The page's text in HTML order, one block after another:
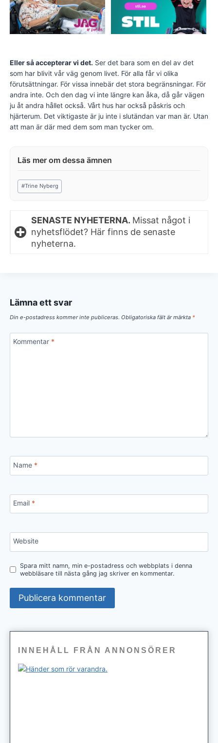
Eller så accepterar vi det. Ser det bara som en del av det
som har blivit vår väg genom livet. För alla får vi olika
förutsättningar. För vissa innebär det stora begränsningar. För
andra inte. Och den dag vi inte längre kan åka, då går vägen
ju åt andra hållet också. Vårt hus har också påskris och
hjärterum. Det viktigaste är ju inte i slutändan var man är. Utan
att man är där med dem som man tycker om.
Post
Tags:
#Trine Nyberg
SENASTE NYHETERNA. Missat något i
nyhetsflödet? Här finns de senaste
nyheterna.
Lämna ett svar
Din e-postadress kommer inte publiceras. Obligatoriska fält är märkta *
Kommentar *
Name *
Email *
Website
Spara mitt namn, min e-postadress och webbplats i denna
webbläsare till nästa gång jag skriver en kommentar.
INNEHÅLL FRÅN ANNONSÖRER